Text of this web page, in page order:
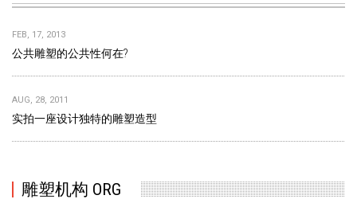
FEB, 17, 2013
公共雕塑的公共性何在?
AUG, 28, 2011
实拍一座设计独特的雕塑造型
雕塑机构 ORG